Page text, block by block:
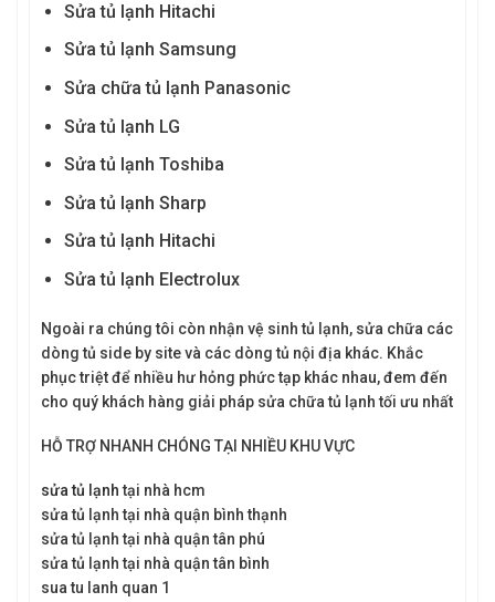
Sửa tủ lạnh Hitachi
Sửa tủ lạnh Samsung
Sửa chữa tủ lạnh Panasonic
Sửa tủ lạnh LG
Sửa tủ lạnh Toshiba
Sửa tủ lạnh Sharp
Sửa tủ lạnh Hitachi
Sửa tủ lạnh Electrolux
Ngoài ra chúng tôi còn nhận vệ sinh tủ lạnh, sửa chữa các
dòng tủ side by site và các dòng tủ nội địa khác. Khắc
phục triệt để nhiều hư hỏng phức tạp khác nhau, đem đến
cho quý khách hàng giải pháp sửa chữa tủ lạnh tối ưu nhất
HỖ TRỢ NHANH CHÓNG TẠI NHIỀU KHU VỰC
sửa tủ lạnhtại nhà hcm
sửa tủ lạnh tại nhà quận bình thạnh
sửa tủ lạnh tại nhà quận tân phú
sửa tủ lạnh tại nhà quận tân bình
sua tu lanh quan 1